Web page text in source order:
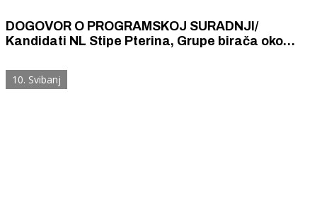
DOGOVOR O PROGRAMSKOJ SURADNJI/
Kandidati NL Stipe Pterina, Grupe birača oko
pokreta bez političke trgovine osigurali vlast u
ŽŠ10. Svibanj